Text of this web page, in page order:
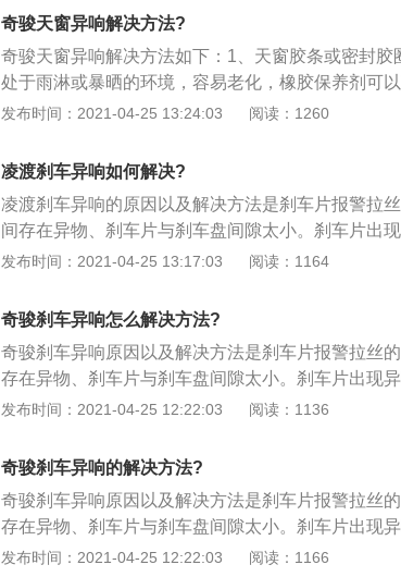
奇骏天窗异响解决方法?
奇骏天窗异响解决方法如下：1、天窗胶条或密封胶
处于雨淋或暴晒的环境，容易老化，橡胶保养剂可
开到底，对着密封胶条喷上保养剂或者更换天窗胶
螺丝，拧紧即可；3、天窗滑轨存在灰尘颗粒，天窗
累灰层，当灰尘积累到一定程度，天窗开关时就会
毛巾将灰尘除去。
发布时间：2021-04-25 13:24:03 阅读：1260
凌渡刹车异响如何解决?
凌渡刹车异响的原因以及解决方法是刹车片报警拉
间存在异物、刹车片与刹车盘间隙太小。刹车片出
车片与刹车盘间隙。以下是刹车片的更换方法：1、
度上面则应该将制动液吸出来一些，以防止更换过
待更换的刹车片，拆下该制动器所在的车轮。拆的
用扳手结合套筒将制动钳的螺栓拆下来，然后取下
先将刹车感应线拆下来）。观察刹车片是否磨损过
下一步的更换；4、由于制动钳会有很多沙子或者泥
的位置，然后将刹车片装在制动钳上面，将新的刹
线的也应该安装好），旋紧导向螺栓，安装完毕；
子，进车内用力踩几下制动踏板，并进行制动器复
发布时间：2021-04-25 13:17:03 阅读：1164
奇骏刹车异响怎么解决方法?
奇骏刹车异响原因以及解决方法是刹车片报警拉丝
存在异物、刹车片与刹车盘间隙太小。刹车片出现
片与刹车盘间隙。以下是刹车片的更换方法：1、在
上面则应该将制动液吸出来一些，以防止更换过程
更换的刹车片，拆下该制动器所在的车轮。拆的过
扳手结合套筒将制动钳的螺栓拆下来，然后取下刹
将刹车感应线拆下来）。观察刹车片是否磨损过度
一步的更换；4、由于制动钳会有很多沙子或者泥土
发布时间：2021-04-25 12:22:03 阅读：1136
奇骏刹车异响的解决方法?
奇骏刹车异响原因以及解决方法是刹车片报警拉丝
存在异物、刹车片与刹车盘间隙太小。刹车片出现
片与刹车盘间隙。以下是刹车片的更换方法：1、在
发布时间：2021-04-25 12:22:03 阅读：1166